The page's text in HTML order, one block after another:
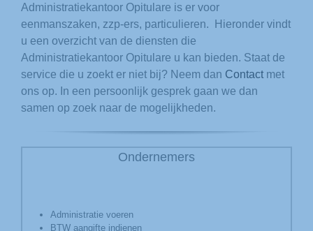
Administratiekantoor Opitulare is er voor
eenmanszaken, zzp-ers, particulieren.
Hieronder vindt
u een overzicht van de diensten die
Administratiekantoor Opitulare u kan bieden. Staat de
service die u zoekt er niet bij? Neem dan Contact met
ons op. In een persoonlijk gesprek gaan we dan
samen op zoek naar de mogelijkheden.
Ondernemers
Administratie voeren
BTW aangifte indienen